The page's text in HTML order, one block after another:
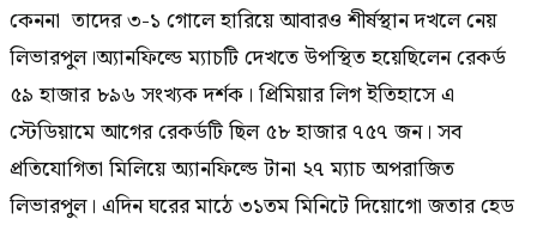
কেননা তাদের ৩-১ গোলে হারিয়ে আবারও শীর্ষস্থান দখলে নেয়
লিভারপুল।অ্যানফিল্ডে ম্যাচটি দেখতে উপস্থিত হয়েছিলেন রেকর্ড
৫৯ হাজার ৮৯৬ সংখ্যক দর্শক। প্রিমিয়ার লিগ ইতিহাসে এ
স্টেডিয়ামে আগের রেকর্ডটি ছিল ৫৮ হাজার ৭৫৭ জন। সব
প্রতিযোগিতা মিলিয়ে অ্যানফিল্ডে টানা ২৭ ম্যাচ অপরাজিত
লিভারপুল। এদিন ঘরের মাঠে ৩১তম মিনিটে দিয়োগো জতার হেড